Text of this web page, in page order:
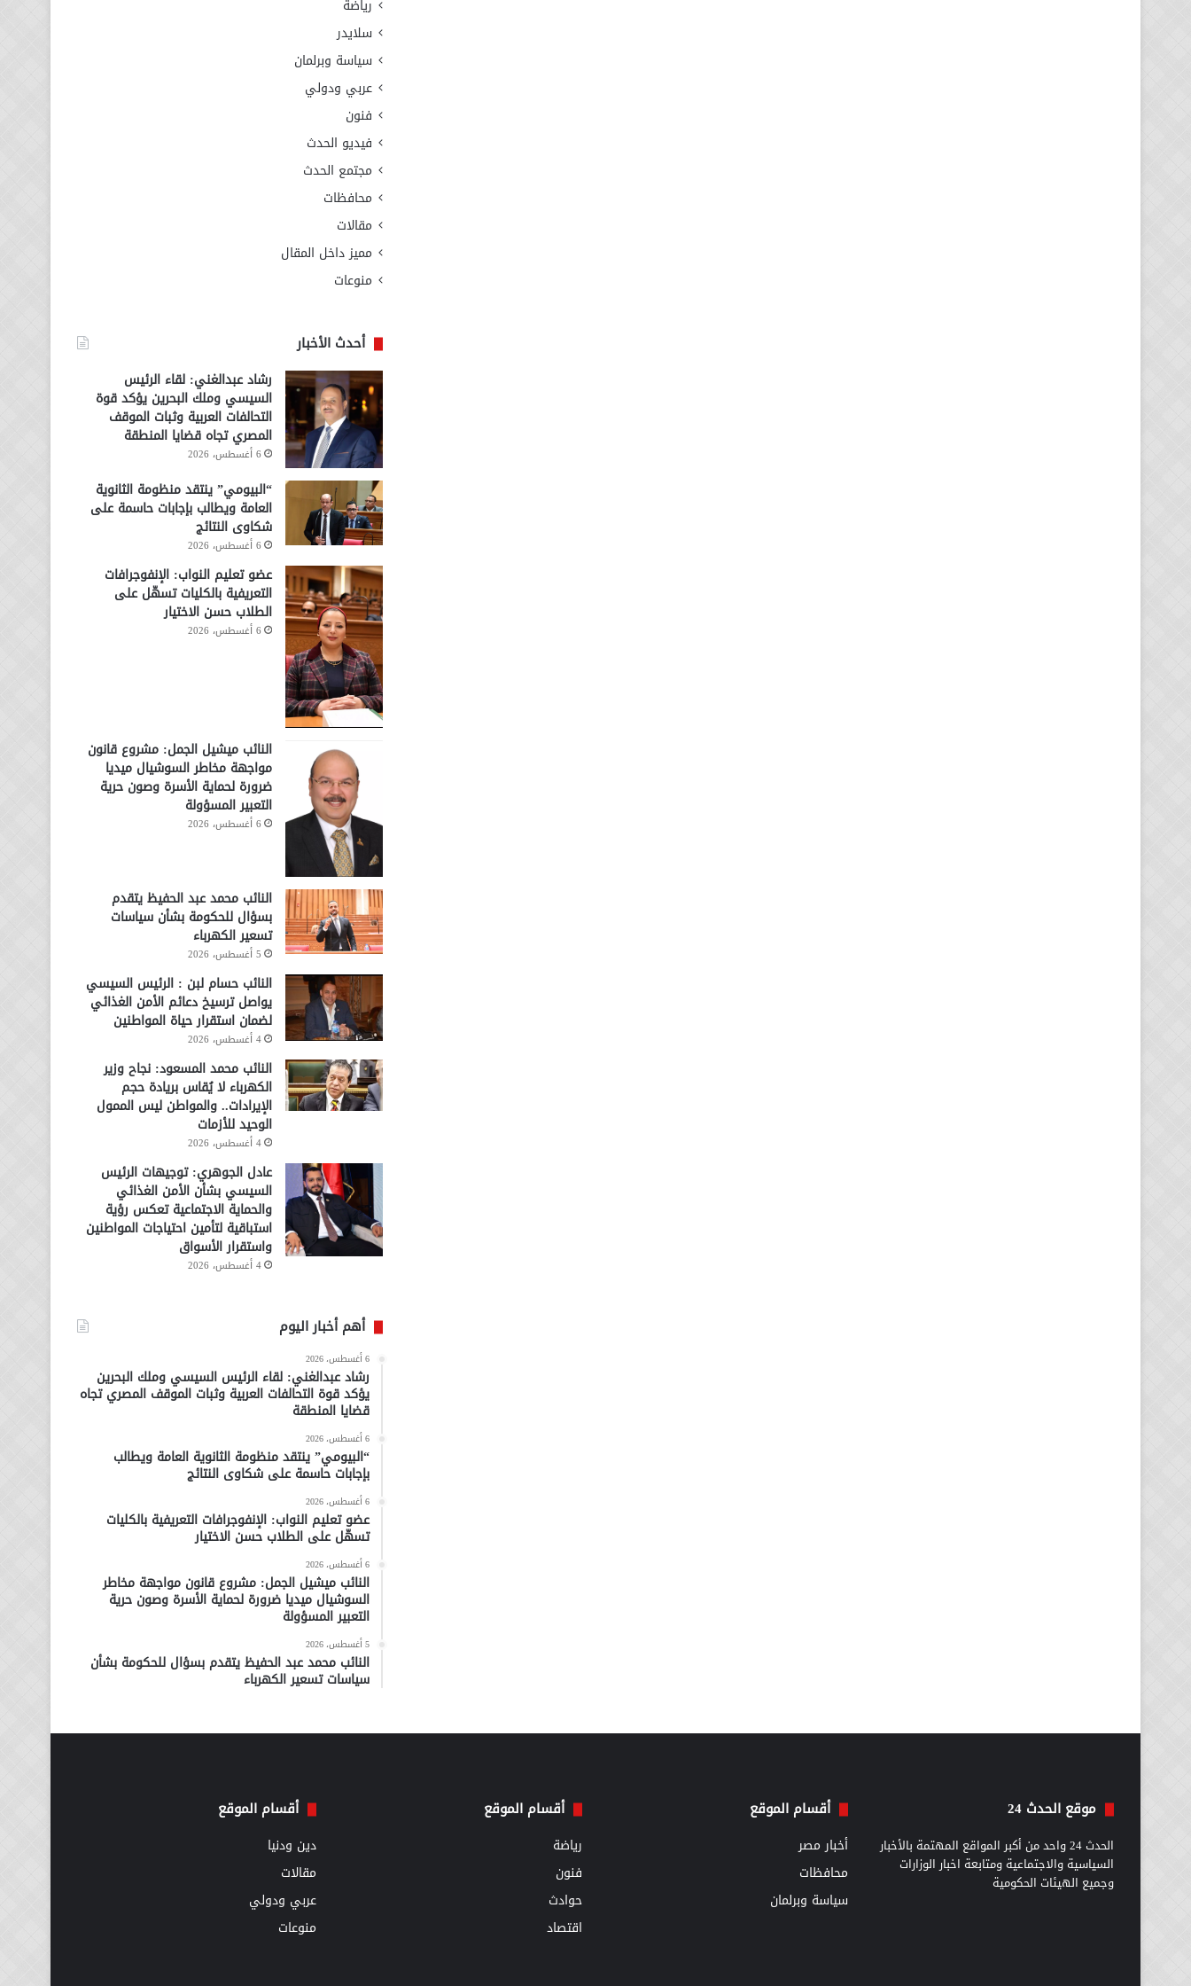
رياضة
سلايدر
سياسة وبرلمان
عربي ودولي
فنون
فيديو الحدث
مجتمع الحدث
محافظات
مقالات
مميز داخل المقال
منوعات
أحدث الأخبار
رشاد عبدالغني: لقاء الرئيس
السيسي وملك البحرين يؤكد قوة
التحالفات العربية وثبات الموقف
المصري تجاه قضايا المنطقة
6 أغسطس، 2026
“البيومي” ينتقد منظومة الثانوية
العامة ويطالب بإجابات حاسمة على
شكاوى النتائج
6 أغسطس، 2026
عضو تعليم النواب: الإنفوجرافات
التعريفية بالكليات تسهّل على
الطلاب حسن الاختيار
6 أغسطس، 2026
النائب ميشيل الجمل: مشروع قانون
مواجهة مخاطر السوشيال ميديا
ضرورة لحماية الأسرة وصون حرية
التعبير المسؤولة
6 أغسطس، 2026
النائب محمد عبد الحفيظ يتقدم
بسؤال للحكومة بشأن سياسات
تسعير الكهرباء
5 أغسطس، 2026
النائب حسام لبن : الرئيس السيسي
يواصل ترسيخ دعائم الأمن الغذائي
لضمان استقرار حياة المواطنين
4 أغسطس، 2026
النائب محمد المسعود: نجاح وزير
الكهرباء لا يُقاس بريادة حجم
الإيرادات.. والمواطن ليس الممول
الوحيد للأزمات
4 أغسطس، 2026
عادل الجوهري: توجيهات الرئيس
السيسي بشأن الأمن الغذائي
والحماية الاجتماعية تعكس رؤية
استباقية لتأمين احتياجات المواطنين
واستقرار الأسواق
4 أغسطس، 2026
أهم أخبار اليوم
6 أغسطس، 2026
رشاد عبدالغني: لقاء الرئيس السيسي وملك البحرين
يؤكد قوة التحالفات العربية وثبات الموقف المصري تجاه
قضايا المنطقة
6 أغسطس، 2026
“البيومي” ينتقد منظومة الثانوية العامة ويطالب
بإجابات حاسمة على شكاوى النتائج
6 أغسطس، 2026
عضو تعليم النواب: الإنفوجرافات التعريفية بالكليات
تسهّل على الطلاب حسن الاختيار
6 أغسطس، 2026
النائب ميشيل الجمل: مشروع قانون مواجهة مخاطر
السوشيال ميديا ضرورة لحماية الأسرة وصون حرية
التعبير المسؤولة
5 أغسطس، 2026
النائب محمد عبد الحفيظ يتقدم بسؤال للحكومة بشأن
سياسات تسعير الكهرباء
موقع الحدث 24
الحدث 24 واحد من أكبر المواقع المهتمة بالأخبار
السياسية والاجتماعية ومتابعة اخبار الوزارات
وجميع الهيئات الحكومية
أقسام الموقع
أخبار مصر
محافظات
سياسة وبرلمان
أقسام الموقع
رياضة
فنون
حوادث
اقتصاد
أقسام الموقع
دين ودنيا
مقالات
عربي ودولي
منوعات